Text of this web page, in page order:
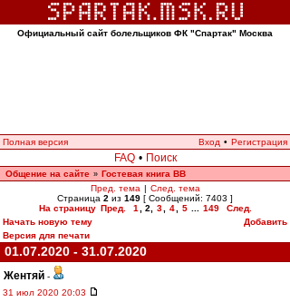
Официальный сайт болельщиков ФК "Спартак" Москва
Полная версия Вход • Регистрация
FAQ • Поиск
Общение на сайте » Гостевая книга ВВ
Пред. тема | След. тема
Страница 2 из 149 [ Сообщений: 7403 ]
На страницу Пред. 1 2 3 4 5 149
След.
Начать новую тему
Добавить
Версия для печати
01.07.2020 - 31.07.2020
Жентяй -
31 июл 2020 20:03